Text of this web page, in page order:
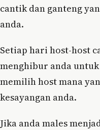
cantik dan ganteng
anda.
Setiap hari host-host
menghibur anda
memilih host mana
kesayangan anda.
Jika anda males